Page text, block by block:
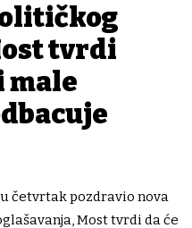
tvrdi
male
četvrtak pozdravio nova
Most tvrdi da će